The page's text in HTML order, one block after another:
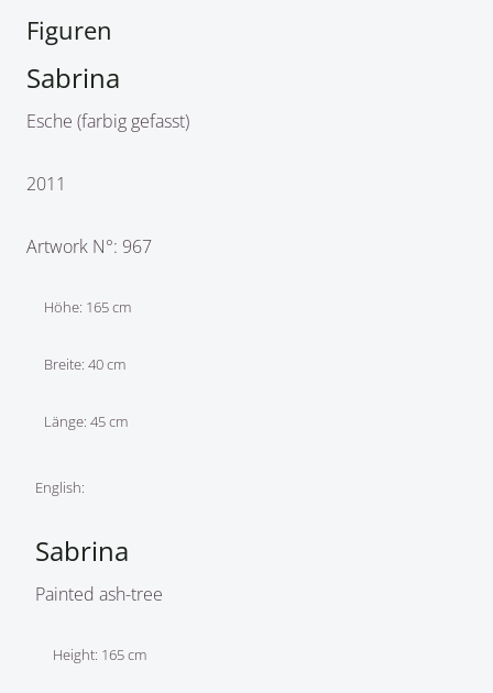
Figuren
Sabrina
Esche (farbig gefasst)
2011
Artwork N°: 967
Höhe: 165 cm
Breite: 40 cm
Länge: 45 cm
English:
Sabrina
Painted ash-tree
Height: 165 cm